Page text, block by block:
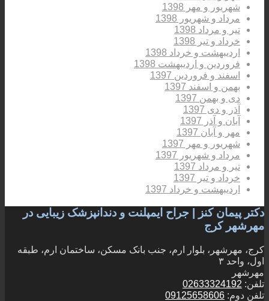
شهریور و مهر 1398
مرداد و شهریور 1398
تیر و مرداد 1398
خرداد و تیر 1398
اردیبهشت و خرداد 1398
فروردین و اردیبهشت 1398
اسفند و فروردین 1397
بهمن و اسفند 1397
دی و بهمن 1397
آذر و دی 1397
آبان و آذر 1397
مهر و آبان 1397
شهریور و مهر 1397
مرداد و شهریور 1397
تیر و مرداد 1397
خرداد و تیر 1397
اردیبهشت و خرداد 1397
دکتر پیمان کنز | جراح ایمپلنت و دندانپزشک زیبایی در
مهرشهر کرج
کرج، مهرشهر، بلوار ارم، جنب بانک مسکن، ساختمان ارم، طبقه
اول، واحد ۳
مهرشهر
تلفن: 02633324192
تلفن دوم: 09125658606